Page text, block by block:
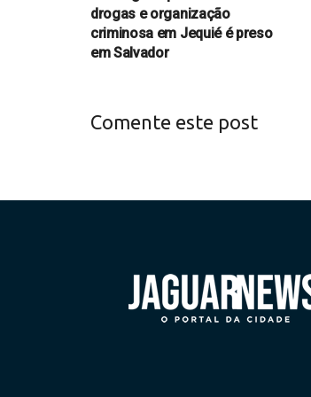
drogas e organização
criminosa em Jequié é preso
em Salvador
Comente este post